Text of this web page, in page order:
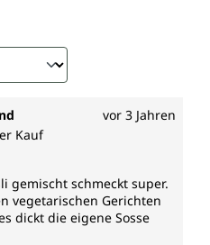
vor 3 Jahren
von 5 von 5 Sternen
Kauf
gemischt schmeckt super.
vegetarischen Gerichten
dickt die eigene Sosse